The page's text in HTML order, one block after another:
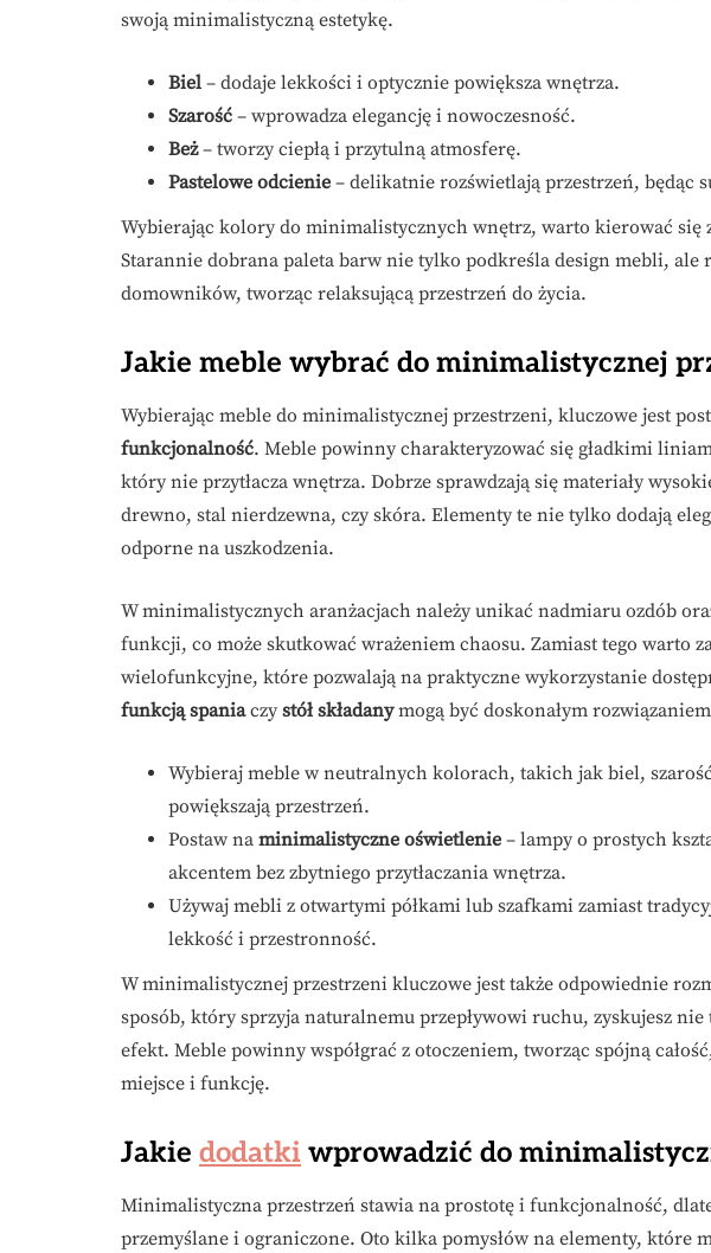
swoją minimalistyczną estetykę.
Biel – dodaje lekkości i optycznie powiększa wnętrza.
Szarość – wprowadza elegancję i nowoczesność.
Beż– tworzy ciepłą i przytulną atmosferę.
Pastelowe odcienie – delikatnie rozświetlają przestrzeń, będąc
Wybierając kolory do minimalistycznych wnętrz, warto kierować się
Starannie dobrana paleta barw nie tylko podkreśla design mebli, ale
domowników, tworząc relaksującą przestrzeń do życia.
Jakie meble wybrać do minimalistycznej
Wybierając meble do minimalistycznej przestrzeni, kluczowe jest
funkcjonalność. Meble powinny charakteryzować się gładkimi
który nie przytłacza wnętrza. Dobrze sprawdzają się materiały
drewno, stal nierdzewna, czy skóra. Elementy te nie tylko dodają
odporne na uszkodzenia.
W minimalistycznych aranżacjach należy unikać nadmiaru ozdób
funkcji, co może skutkować wrażeniem chaosu. Zamiast tego warto
wielofunkcyjne, które pozwalają na praktyczne wykorzystanie
funkcją spaniaczy stół składanymogą być doskonałym
Wybieraj meble w neutralnych kolorach, takich jak biel,
powiększają przestrzeń.
Postaw na minimalistyczne oświetlenie – lampy o prostych
akcentem bez zbytniego przytłaczania wnętrza.
Używaj mebli z otwartymi półkami lub szafkami zamiast
lekkość i przestronność.
W minimalistycznej przestrzeni kluczowe jest także odpowiednie
sposób, który sprzyja naturalnemu przepływowi ruchu, zyskujesz
efekt. Meble powinny współgrać z otoczeniem, tworząc spójną
miejsce i funkcję.
Jakie dodatki wprowadzić do
Minimalistyczna przestrzeń stawia na prostotę i funkcjonalność,
przemyślane i ograniczone. Oto kilka pomysłów na elementy, które